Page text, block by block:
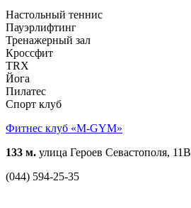
Настольный теннис
Пауэрлифтинг
Тренажерный зал
Кроссфит
TRX
Йога
Пилатес
Спорт клуб
Фитнес клуб «M-GYM»
133 м. улица Героев Севастополя, 11В
(044) 594-25-35